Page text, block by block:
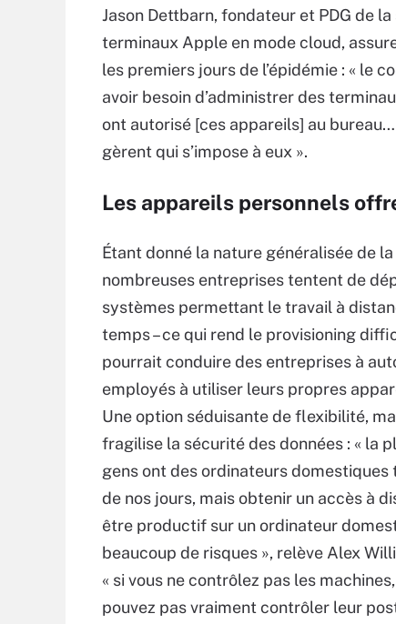
Jason Dettbarn, fondateur et PDG de
terminaux Apple en mode cloud,
les premiers jours de l’épidémie : « le
avoir besoin d’administrer des
ont autorisé [ces appareils] au
gèrent qui s’impose à eux ».
Les appareils personnels
Étant donné la nature généralisée de
nombreuses entreprises tentent de
systèmes permettant le travail à
temps – ce qui rend le provisioning
pourrait conduire des entreprises à
employés à utiliser leurs propres
Une option séduisante de flexibilité,
fragilise la sécurité des données : « la
gens ont des ordinateurs domestiques
de nos jours, mais obtenir un accès à
être productif sur un ordinateur
beaucoup de risques », relève Alex
« si vous ne contrôlez pas les
pouvez pas vraiment contrôler leur